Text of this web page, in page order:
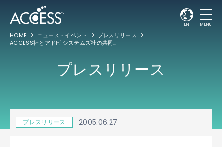
EN MENU
HOME ニュース・イベント
プレスリリース
ACCESS社とアドビ システムズ社の共同開発による「Adobe
プレスリリース
プレスリリース 2005.06.27